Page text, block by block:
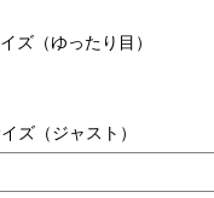
ズ（ゆったり目）
ズ（ジャスト）